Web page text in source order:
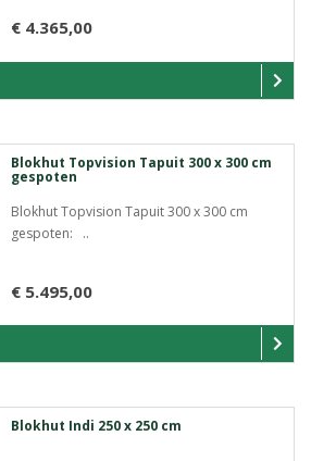
€ 4.365,00
Blokhut Topvision Tapuit 300 x 300 cm
gespoten
Blokhut Topvision Tapuit 300 x 300 cm
gespoten: ..
€ 5.495,00
Blokhut Indi 250 x 250 cm